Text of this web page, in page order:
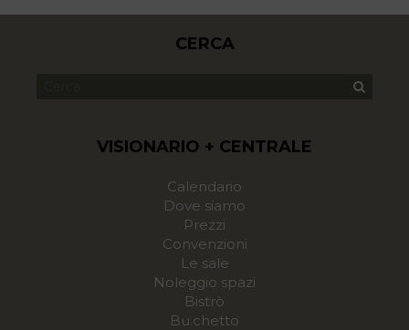
CERCA
VISIONARIO + CENTRALE
Calendario
Dove siamo
Prezzi
Convenzioni
Le sale
Noleggio spazi
Bistrò
Bu.chetto